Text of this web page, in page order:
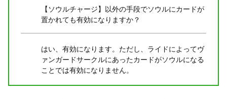
【ソウルチャージ】以外の手段でソウルにカードが
置かれても有効になりますか？
はい、有効になります。ただし、ライドによってヴ
ァンガードサークルにあったカードがソウルになる
ことでは有効になりません。